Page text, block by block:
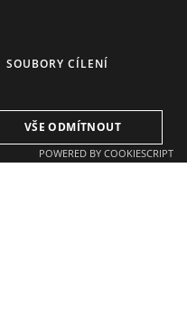
SOUBORY CÍLENÍ
VŠE ODMÍTNOUT
POWERED BY COOKIESCRIPT